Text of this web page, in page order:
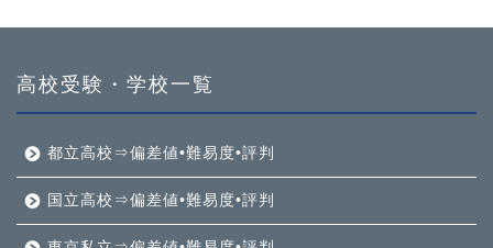
高校受験・学校一覧
都立高校⇒偏差値•難易度•評判
国立高校⇒偏差値•難易度•評判